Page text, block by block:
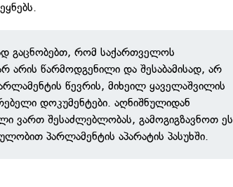
გაცნობებთ, რომ საქართველოს
არის წარმოდგენილი და შესაბამისად, არ
წევრის, მიხეილ ყაველაშვილის
დოკუმენტები. აღნიშნულიდან
ვართ შესაძლებლობას, გამოგიგზავნოთ ეს
პარლამენტის აპარატის პასუხში.